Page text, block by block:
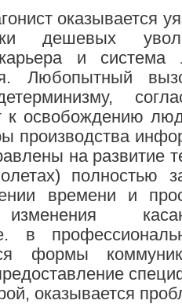
оказывается
дешевых
и система
Любопытный
к освобождению
производства
на развитие
полностью
времени и
изменения
в
формы
оказывается